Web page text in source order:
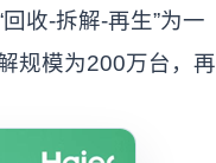
收-拆解-再生”为一
规模为200万台，再